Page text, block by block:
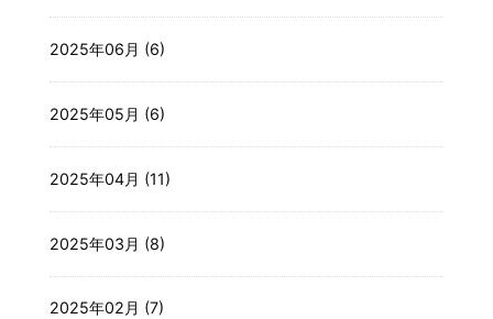
2025年06月 (6)
2025年05月 (6)
2025年04月 (11)
2025年03月 (8)
2025年02月 (7)